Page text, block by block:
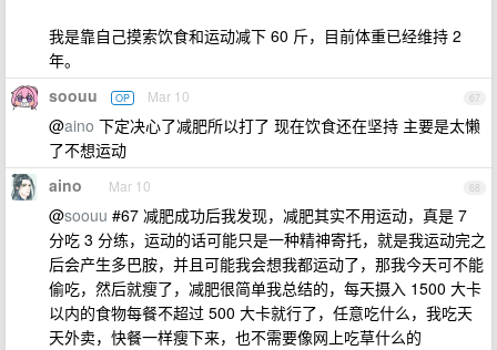
我是靠自己摸索饮食和运动减下 60 斤，目前体重已经维持 2
年。
67
soouu OP Mar 10
@aino 下定决心了减肥所以打了 现在饮食还在坚持 主要是太懒
了不想运动
68
aino Mar 10
@soouu #67 减肥成功后我发现，减肥其实不用运动，真是 7
分吃 3 分练，运动的话可能只是一种精神寄托，就是我运动完之
后会产生多巴胺，并且可能我会想我都运动了，那我今天可不能
偷吃，然后就瘦了，减肥很简单我总结的，每天摄入 1500 大卡
以内的食物每餐不超过 500 大卡就行了，任意吃什么，我吃天
天外卖，快餐一样瘦下来，也不需要像网上吃草什么的